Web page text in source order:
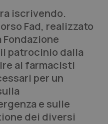
iscrivendo.
Fad, realizzato
patrocinio dalla
ai farmacisti
per un
e sulle
dei diversi